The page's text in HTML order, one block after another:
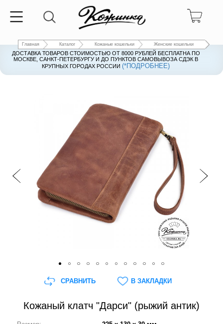
Главная Каталог Кожаные кошельки Женские кошельки
ДОСТАВКА ТОВАРОВ СТОИМОСТЬЮ ОТ 8000 РУБЛЕЙ БЕСПЛАТНА ПО
МОСКВЕ, САНКТ-ПЕТЕРБУРГУ И ДО ПУНКТОВ САМОВЫВОЗА СДЭК В
КРУПНЫХ ГОРОДАХ РОССИИ(*ПОДРОБНЕЕ)
ДОСТАВКА ТОВАРОВ СТОИМОСТЬЮ ОТ 8000 РУБЛЕЙ БЕСПЛАТНА ПО
МОСКВЕ, САНКТ-ПЕТЕРБУРГУ И ДО ПУНКТОВ САМОВЫВОЗА СДЭК В
КРУПНЫХ ГОРОДАХ РОССИИ(*ПОДРОБНЕЕ)
Кожаный клатч "Дарси" (рыжий антик)
СРАВНИТЬ В ЗАКЛАДКИ